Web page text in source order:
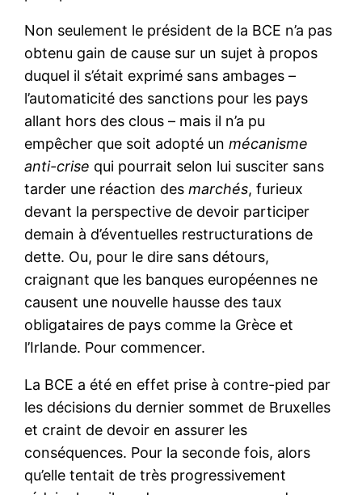
Non seulement le président de la BCE n’a pas
obtenu gain de cause sur un sujet à propos
duquel il s’était exprimé sans ambages –
l’automaticité des sanctions pour les pays
allant hors des clous – mais il n’a pu
empêcher que soit adopté unmécanisme
anti-crise qui pourrait selon lui susciter sans
tarder une réaction desmarchés, furieux
devant la perspective de devoir participer
demain à d’éventuelles restructurations de
dette. Ou, pour le dire sans détours,
craignant que les banques européennes ne
causent une nouvelle hausse des taux
obligataires de pays comme la Grèce et
l’Irlande. Pour commencer.
La BCE a été en effet prise à contre-pied par
les décisions du dernier sommet de Bruxelles
et craint de devoir en assurer les
conséquences. Pour la seconde fois, alors
qu’elle tentait de très progressivement